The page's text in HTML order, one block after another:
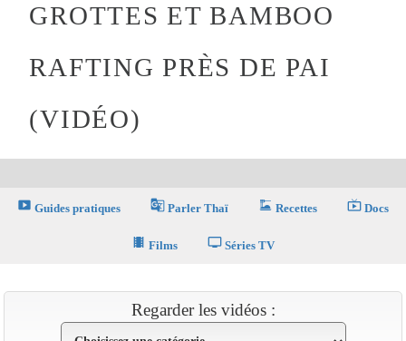
GROTTES ET BAMBOO
RAFTING PRÈS DE PAI
(VIDÉO)
smart_display Guides pratiques g_translate Parler Thaï dinner_dining Recettes live_tv Docs
theaters Films tv Séries TV
Regarder les vidéos :